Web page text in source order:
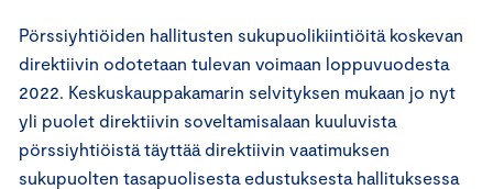
Pörssiyhtiöiden hallitusten sukupuolikiintiöitä koskevan
direktiivin odotetaan tulevan voimaan loppuvuodesta
2022. Keskuskauppakamarin selvityksen mukaan jo nyt
yli puolet direktiivin soveltamisalaan kuuluvista
pörssiyhtiöistä täyttää direktiivin vaatimuksen
sukupuolten tasapuolisesta edustuksesta hallituksessa